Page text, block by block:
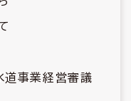
道事業経営審議